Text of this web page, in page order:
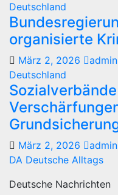
Deutschland
organisierte
März 2, 2026
admin
Deutschland
März 2, 2026
admin
DA Deutsche Alltags
Deutsche Nachrichten